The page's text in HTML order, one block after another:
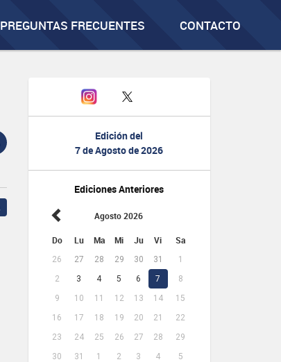
PREGUNTAS FRECUENTES CONTACTO
Edición del
7 de Agosto de 2026
Ediciones Anteriores
Agosto 2026
Do Lu Ma Mi Ju Vi Sa
26 27 28 29 30 31
1
2
3 4 5 6 7
8
9
10 11 12 13 14
15
16
17 18 19 20 21
22
23
24 25 26 27 28
29
30
31 1 2 3 4 5